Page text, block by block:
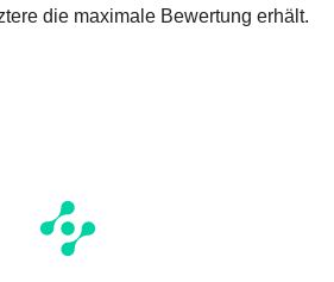
die maximale Bewertung erhält.